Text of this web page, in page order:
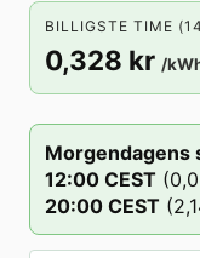
BILLIGSTE TIME
0,328 kr /
Morgendagens
12:00 CEST (
20:00 CEST (